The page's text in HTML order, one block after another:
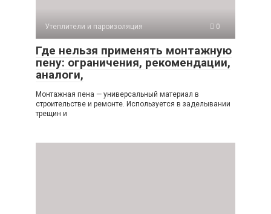
Утеплители и пароизоляция 0
Где нельзя применять монтажную
пену: ограничения, рекомендации,
аналоги,
Монтажная пена — универсальный материал в
строительстве и ремонте. Используется в заделывании
трещин и